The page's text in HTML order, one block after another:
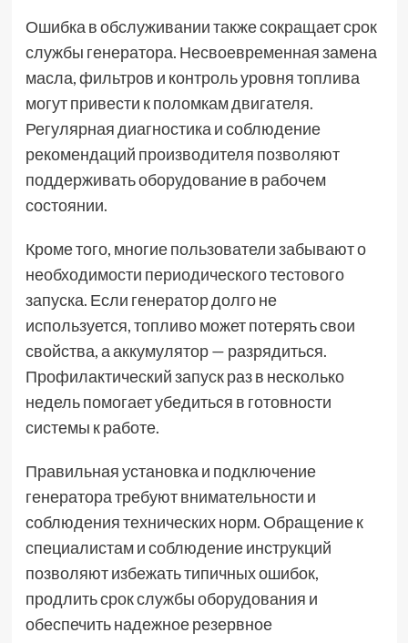
Ошибка в обслуживании также сокращает срок
службы генератора. Несвоевременная замена
масла, фильтров и контроль уровня топлива
могут привести к поломкам двигателя.
Регулярная диагностика и соблюдение
рекомендаций производителя позволяют
поддерживать оборудование в рабочем
состоянии.
Кроме того, многие пользователи забывают о
необходимости периодического тестового
запуска. Если генератор долго не
используется, топливо может потерять свои
свойства, а аккумулятор — разрядиться.
Профилактический запуск раз в несколько
недель помогает убедиться в готовности
системы к работе.
Правильная установка и подключение
генератора требуют внимательности и
соблюдения технических норм. Обращение к
специалистам и соблюдение инструкций
позволяют избежать типичных ошибок,
продлить срок службы оборудования и
обеспечить надежное резервное